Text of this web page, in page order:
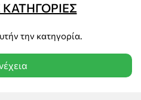
την κατηγορία.